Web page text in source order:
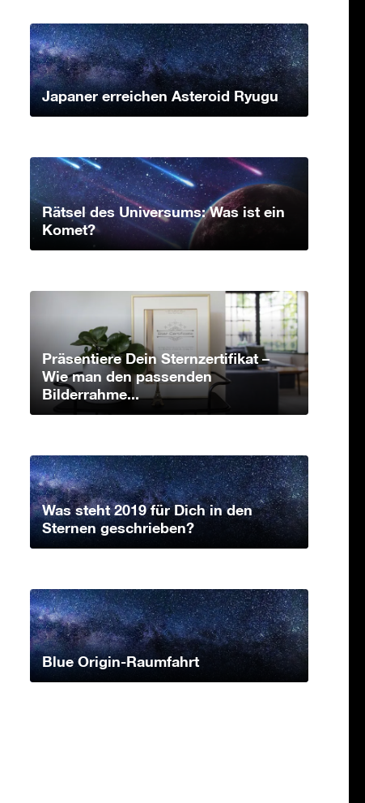
Japaner erreichen Asteroid Ryugu
Rätsel des Universums: Was ist ein
Komet?
Präsentiere Dein Sternzertifikat –
Wie man den passenden
Bilderrahme...
Was steht 2019 für Dich in den
Sternen geschrieben?
Blue Origin-Raumfahrt